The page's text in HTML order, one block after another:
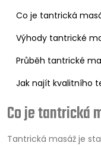
Co je tantrická
Výhody tantrické
Průběh tantrické
Jak najít kvalitního
Co je tantrická
Tantrická masáž je